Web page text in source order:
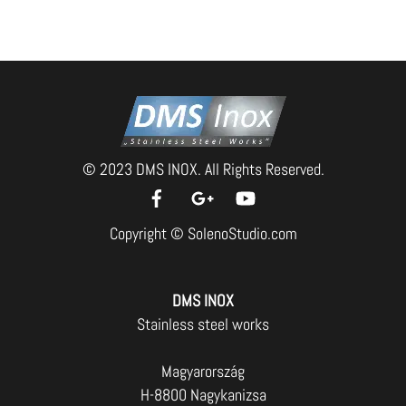
© 2023 DMS INOX. All Rights Reserved.
Copyright © SolenoStudio.com
DMS INOX
Stainless steel works
Magyarország
H-8800 Nagykanizsa